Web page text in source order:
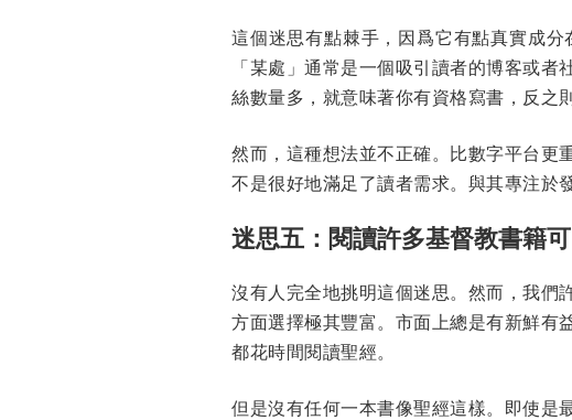
這個迷思有點棘手，因爲它有點真實成
「某處」通常是一個吸引讀者的博客或
絲數量多，就意味著你有資格寫書，反之
然而，這種想法並不正確。比數字平台更
不是很好地滿足了讀者需求。與其專注於
迷思五：閱讀許多基督教書籍
沒有人完全地挑明這個迷思。然而，我們
方面選擇極其豐富。市面上總是有新鮮有
都花時間閱讀聖經。
但是沒有任何一本書像聖經這樣。即使是